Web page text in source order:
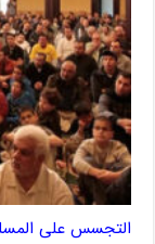
التجسس على